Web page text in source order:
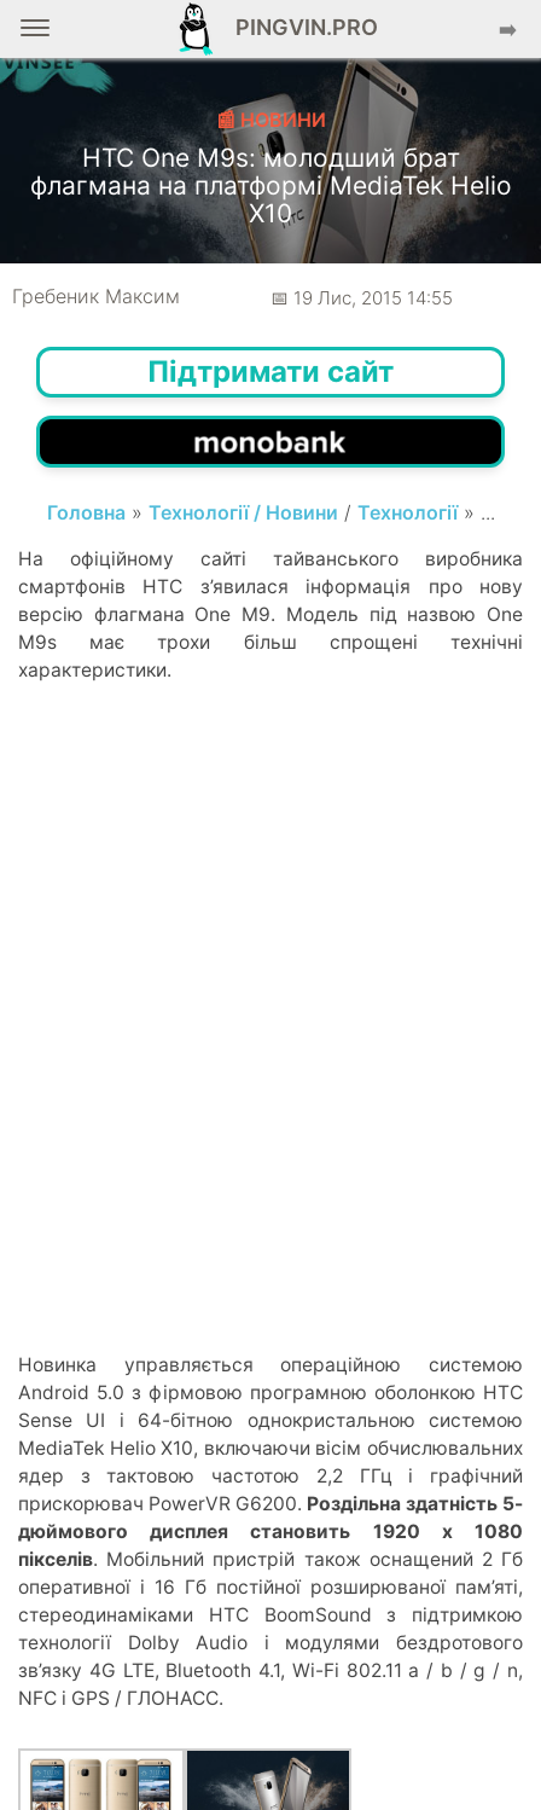
PINGVIN.PRO ➡️
📰 НОВИНИ
HTC One M9s: молодший брат
флагмана на платформі MediaTek Helio
X10
Гребеник Максим 📅 19 Лис, 2015 14:55
Підтримати сайт
Головна» Технології / Новини / Технології» ...
На офіційному сайті тайванського виробника
смартфонів HTC з’явилася інформація про нову
версію флагмана One M9. Модель під назвою One
M9s має трохи більш спрощені технічні
характеристики.
Новинка управляється операційною системою
Android 5.0 з фірмовою програмною оболонкою HTC
Sense UI і 64-бітною однокристальною системою
MediaTek Helio X10, включаючи вісім обчислювальних
ядер з тактовою частотою 2,2 ГГц і графічний
прискорювач PowerVR G6200. Роздільна здатність 5-
дюймового дисплея становить 1920 х 1080
пікселів. Мобільний пристрій також оснащений 2 Гб
оперативної і 16 Гб постійної розширюваної пам’яті,
стереодинаміками HTC BoomSound з підтримкою
технології Dolby Audio і модулями бездротового
зв’язку 4G LTE, Bluetooth 4.1, Wi-Fi 802.11 a / b / g / n,
NFC і GPS / ГЛОНАСС.